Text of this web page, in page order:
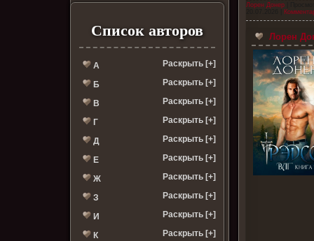
Список авторов
А Раскрыть [+]
Б Раскрыть [+]
В Раскрыть [+]
Г Раскрыть [+]
Д Раскрыть [+]
Е Раскрыть [+]
Ж Раскрыть [+]
З Раскрыть [+]
И Раскрыть [+]
К Раскрыть [+]
Лорен Донер
Лорен